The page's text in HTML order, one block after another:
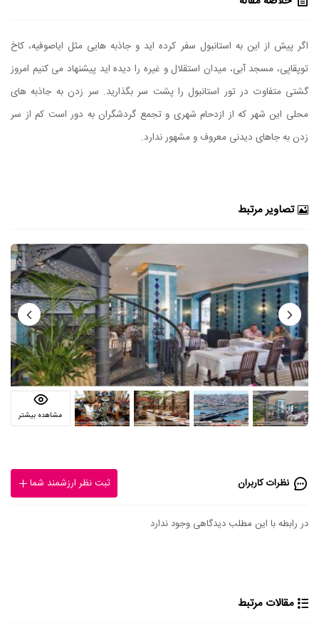
اگر پیش از این به استانبول سفر کرده اید و جاذبه هایی مثل ایاصوفیه، کاخ
توپقاپی، مسجد آبی، میدان استقلال و غیره را دیده اید پیشنهاد می کنیم امروز
گشتی متفاوت در تور استانبول را پشت سر بگذارید. سر زدن به جاذبه های
محلی این شهر که از ازدحام شهری و تجمع گردشگران به دور است کم از سر
زدن به جاهای دیدنی معروف و مشهور ندارد.
تصاویر مرتبط
مشاهده بیشتر
نظرات کاربران ثبت نظر ارزشمند شما
در رابطه با این مطلب دیدگاهی وجود ندارد
مقالات مرتبط